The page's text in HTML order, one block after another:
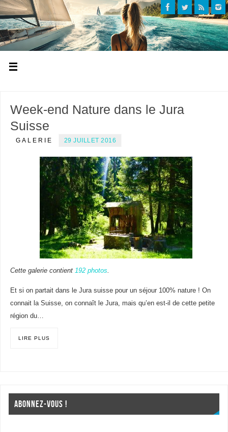
Week-end Nature dans le Jura
Suisse
GALERIE 29 JUILLET 2016
Cette galerie contient 192 photos.
Et si on partait dans le Jura suisse pour un séjour 100% nature ! On
connait la Suisse, on connaît le Jura, mais qu’en est-il de cette petite
région du…
LIRE PLUS
ABONNEZ-VOUS !